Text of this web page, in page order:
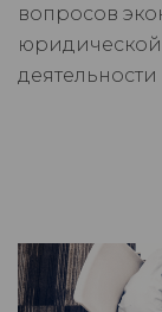
вопросов
юридической
деятельности